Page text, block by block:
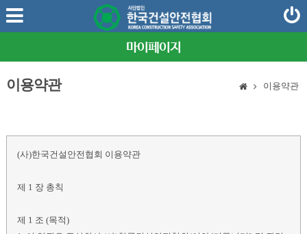
마이페이지
이용약관 이용약관